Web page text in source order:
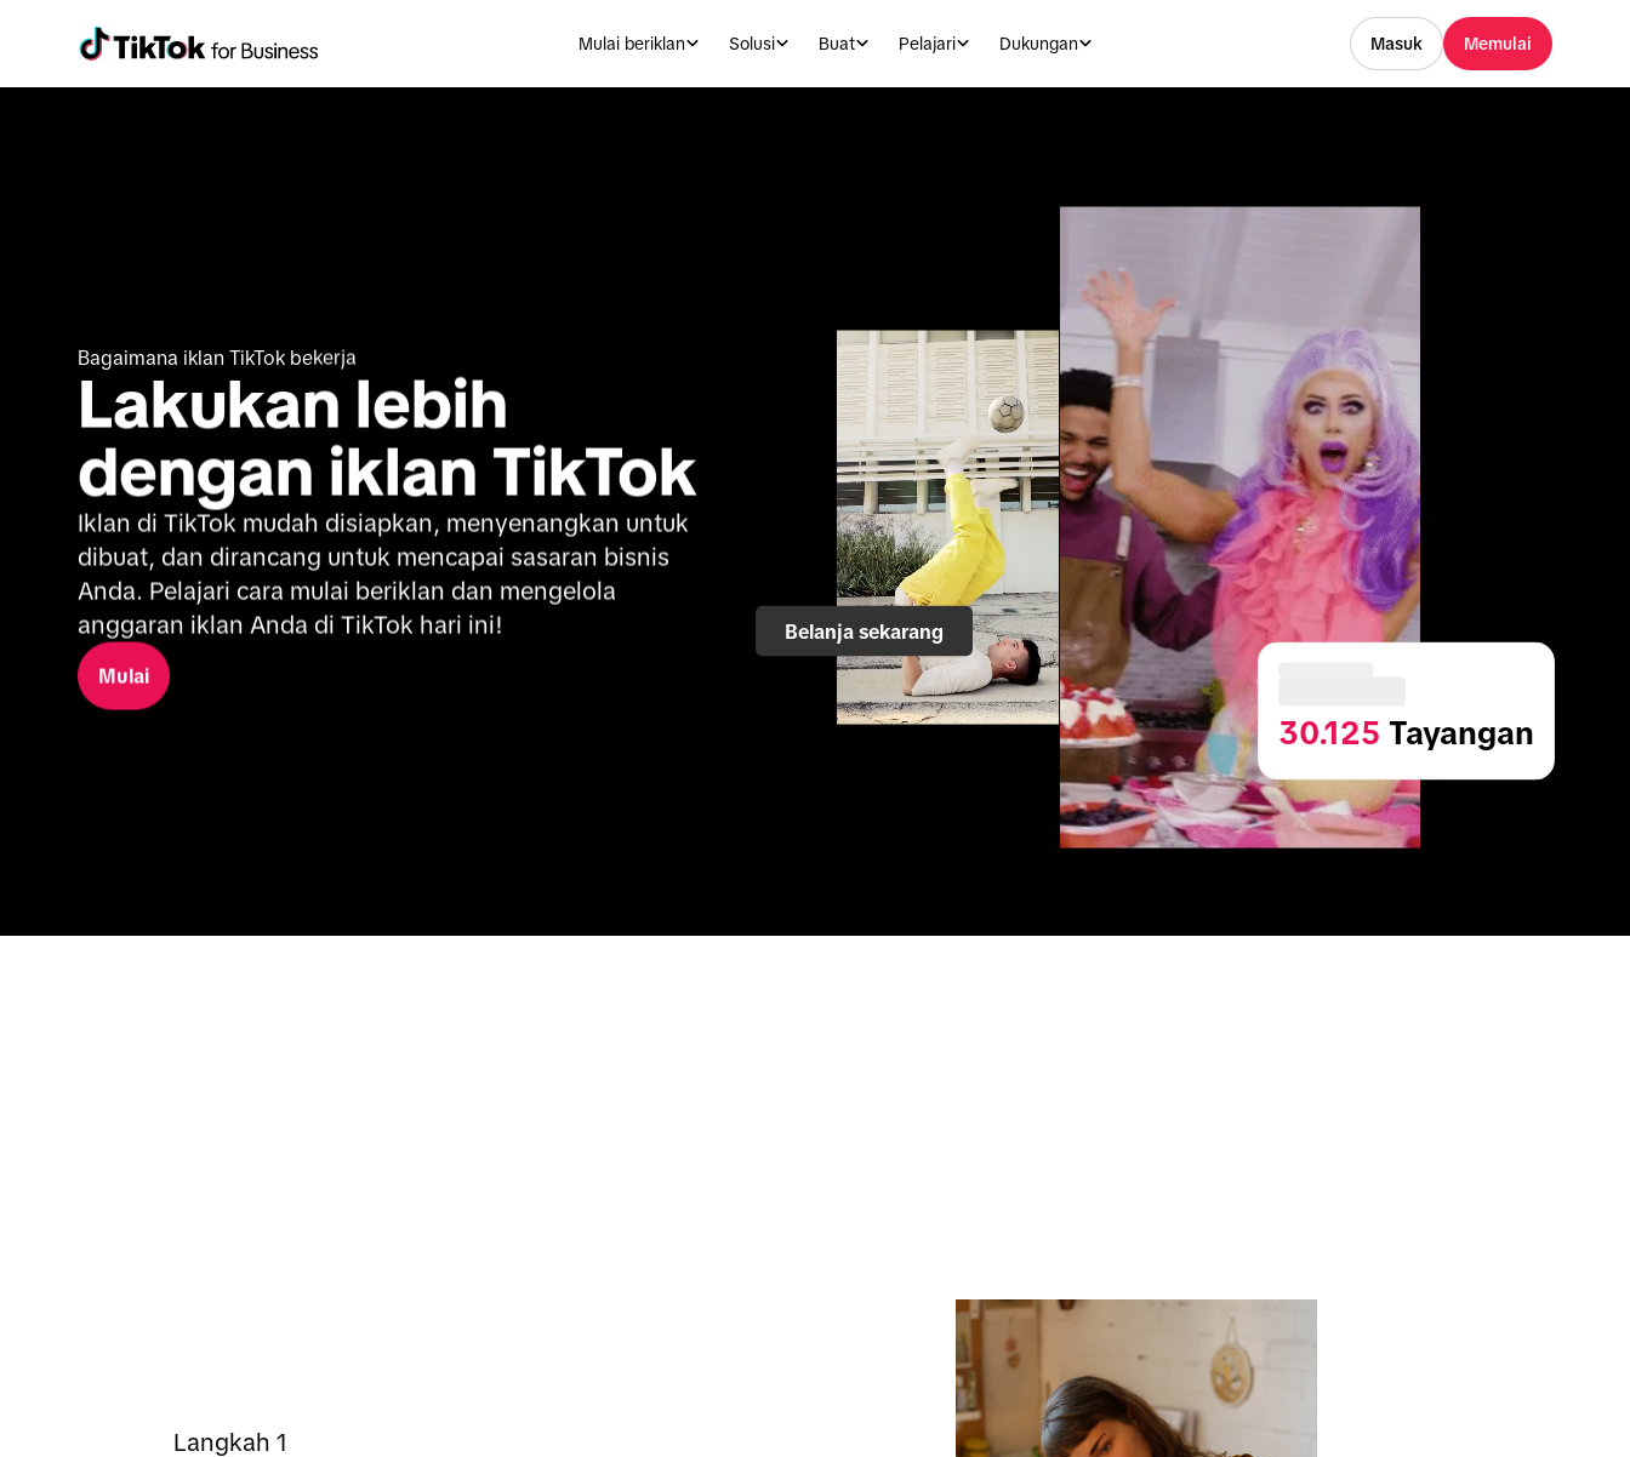
Mulai beriklan Solusi Buat Pelajari Dukungan Masuk Memulai
Bagaimana iklan TikTok bekerja
Lakukan lebih
dengan iklan TikTok
Iklan di TikTok mudah disiapkan, menyenangkan untuk
dibuat, dan dirancang untuk mencapai sasaran bisnis
Anda. Pelajari cara mulai beriklan dan mengelola
anggaran iklan Anda di TikTok hari ini!
Mulai
Belanja sekarang
30.125 Tayangan
Langkah 1